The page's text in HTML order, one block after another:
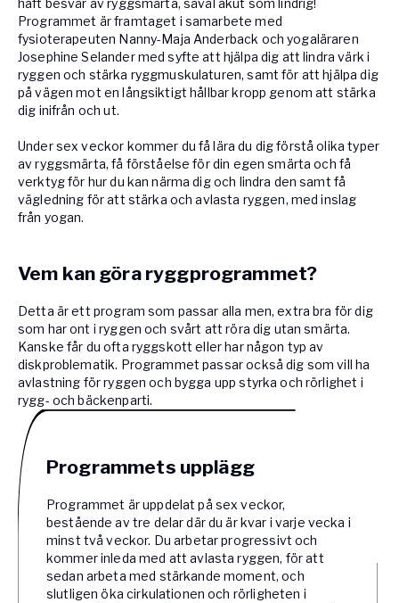
haft besvär av ryggsmärta, såväl akut som lindrig!
Programmet är framtaget i samarbete med
fysioterapeuten Nanny-Maja Anderback och yogaläraren
Josephine Selander med syfte att hjälpa dig att lindra värk i
ryggen och stärka ryggmuskulaturen, samt för att hjälpa dig
på vägen mot en långsiktigt hållbar kropp genom att stärka
dig inifrån och ut.
Under sex veckor kommer du få lära du dig förstå olika typer
av ryggsmärta, få förståelse för din egen smärta och få
verktyg för hur du kan närma dig och lindra den samt få
vägledning för att stärka och avlasta ryggen, med inslag
från yogan.
Vem kan göra ryggprogrammet?
Detta är ett program som passar alla men, extra bra för dig
som har ont i ryggen och svårt att röra dig utan smärta.
Kanske får du ofta ryggskott eller har någon typ av
diskproblematik. Programmet passar också dig som vill ha
avlastning för ryggen och bygga upp styrka och rörlighet i
rygg- och bäckenparti.
Programmets upplägg
Programmet är uppdelat på sex veckor,
bestående av tre delar där du är kvar i varje vecka i
minst två veckor. Du arbetar progressivt och
kommer inleda med att avlasta ryggen, för att
sedan arbeta med stärkande moment, och
slutligen öka cirkulationen och rörligheten i